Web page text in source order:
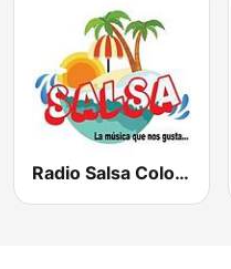
Radio Salsa Colombia